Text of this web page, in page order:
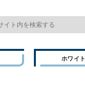
ホワイ